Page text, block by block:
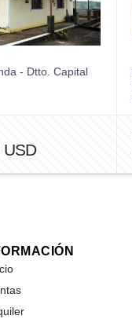
- Dtto. Capital
USD